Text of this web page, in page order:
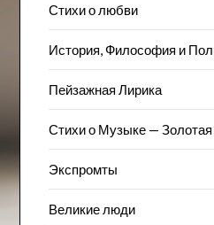
Стихи о любви
История, Философия и
Пейзажна​я Лирика
Стихи о Музыке — Золотая
Экспромты
Великие люди